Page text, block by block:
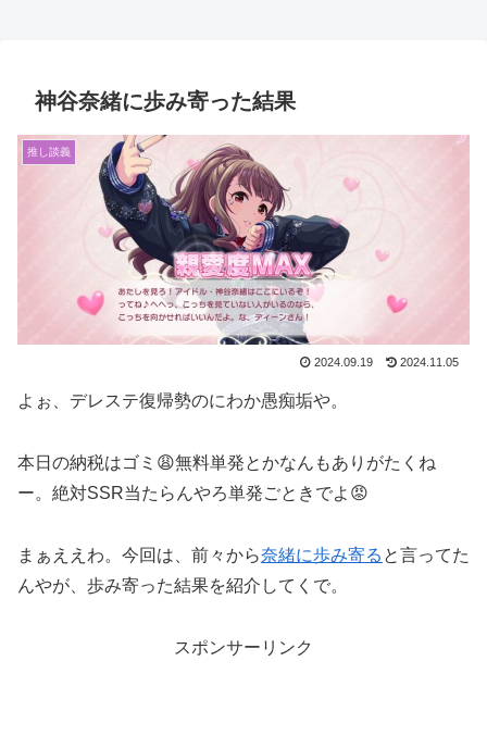
神谷奈緒に歩み寄った結果
推し談義
2024.09.19 2024.11.05
よぉ、デレステ復帰勢のにわか愚痴垢や。
本日の納税はゴミ😩無料単発とかなんもありがたくね
ー。絶対SSR当たらんやろ単発ごときでよ😡
まぁええわ。今回は、前々から奈緒に歩み寄る と言ってた
んやが、歩み寄った結果を紹介してくで。
スポンサーリンク